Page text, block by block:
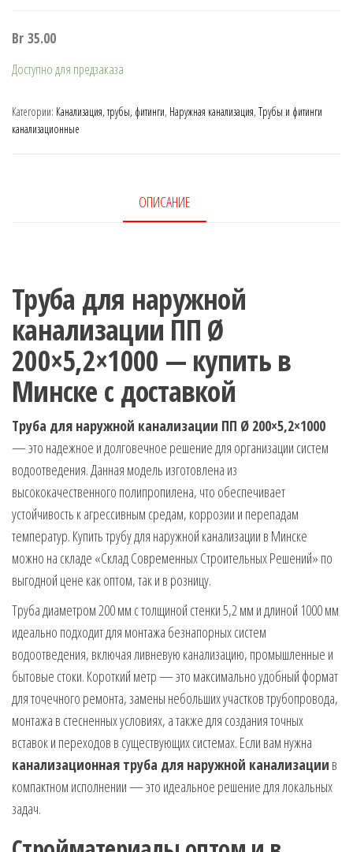
Br 35.00
Доступно для предзаказа
Категории: Канализация, трубы, фитинги, Наружная канализация, Трубы и фитинги
канализационные
ОПИСАНИЕ
Труба для наружной
канализации ПП Ø
200×5,2×1000 — купить в
Минске с доставкой
Труба для наружной канализации ПП Ø 200×5,2×1000
— это надежное и долговечное решение для организации систем
водоотведения. Данная модель изготовлена из
высококачественного полипропилена, что обеспечивает
устойчивость к агрессивным средам, коррозии и перепадам
температур. Купить трубу для наружной канализации в Минске
можно на складе «Склад Современных Строительных Решений» по
выгодной цене как оптом, так и в розницу.
Труба диаметром 200 мм с толщиной стенки 5,2 мм и длиной 1000 мм
идеально подходит для монтажа безнапорных систем
водоотведения, включая ливневую канализацию, промышленные и
бытовые стоки. Короткий метр — это максимально удобный формат
для точечного ремонта, замены небольших участков трубопровода,
монтажа в стесненных условиях, а также для создания точных
вставок и переходов в существующих системах. Если вам нужна
канализационная труба для наружной канализации в
компактном исполнении — это идеальное решение для локальных
задач.